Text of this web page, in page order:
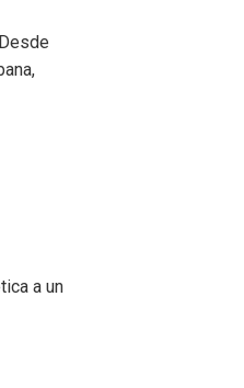
a un